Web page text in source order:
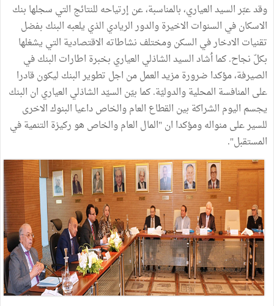
وقد عبّر السيد العياري، بالمناسبة، عن إرتياحه للنتائج التي سجلها بنك
الاسكان في السنوات الاخيرة والدور الريادي الذي يلعبه البنك بفضل
تقنيات الادخار في السكن ومختلف نشاطاته الاقتصادية التي يشغلها
بكلّ نجاح. كما ٲشاد السيد الشاذلي العياري بخبرة اطارات البنك في
الصيرفة، مؤكدا ضرورة مزيد العمل من اجل تطوير البنك ليكون قادرا
على المنافسة المحلية والدوليّة. كما بيّن السيّد الشاذلي العياري ان البنك
يجسم اليوم الشراكة بين القطاع العام والخاص داعيا البنوك الاخرى
للسير على منواله ومؤكدا ان "المال العام والخاص هو ركيزة التنمية في
المستقبل".